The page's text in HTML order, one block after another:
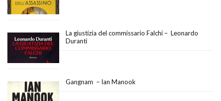
La giustizia del commissario Falchi – Leonardo
Duranti
Gangnam – Ian Manook